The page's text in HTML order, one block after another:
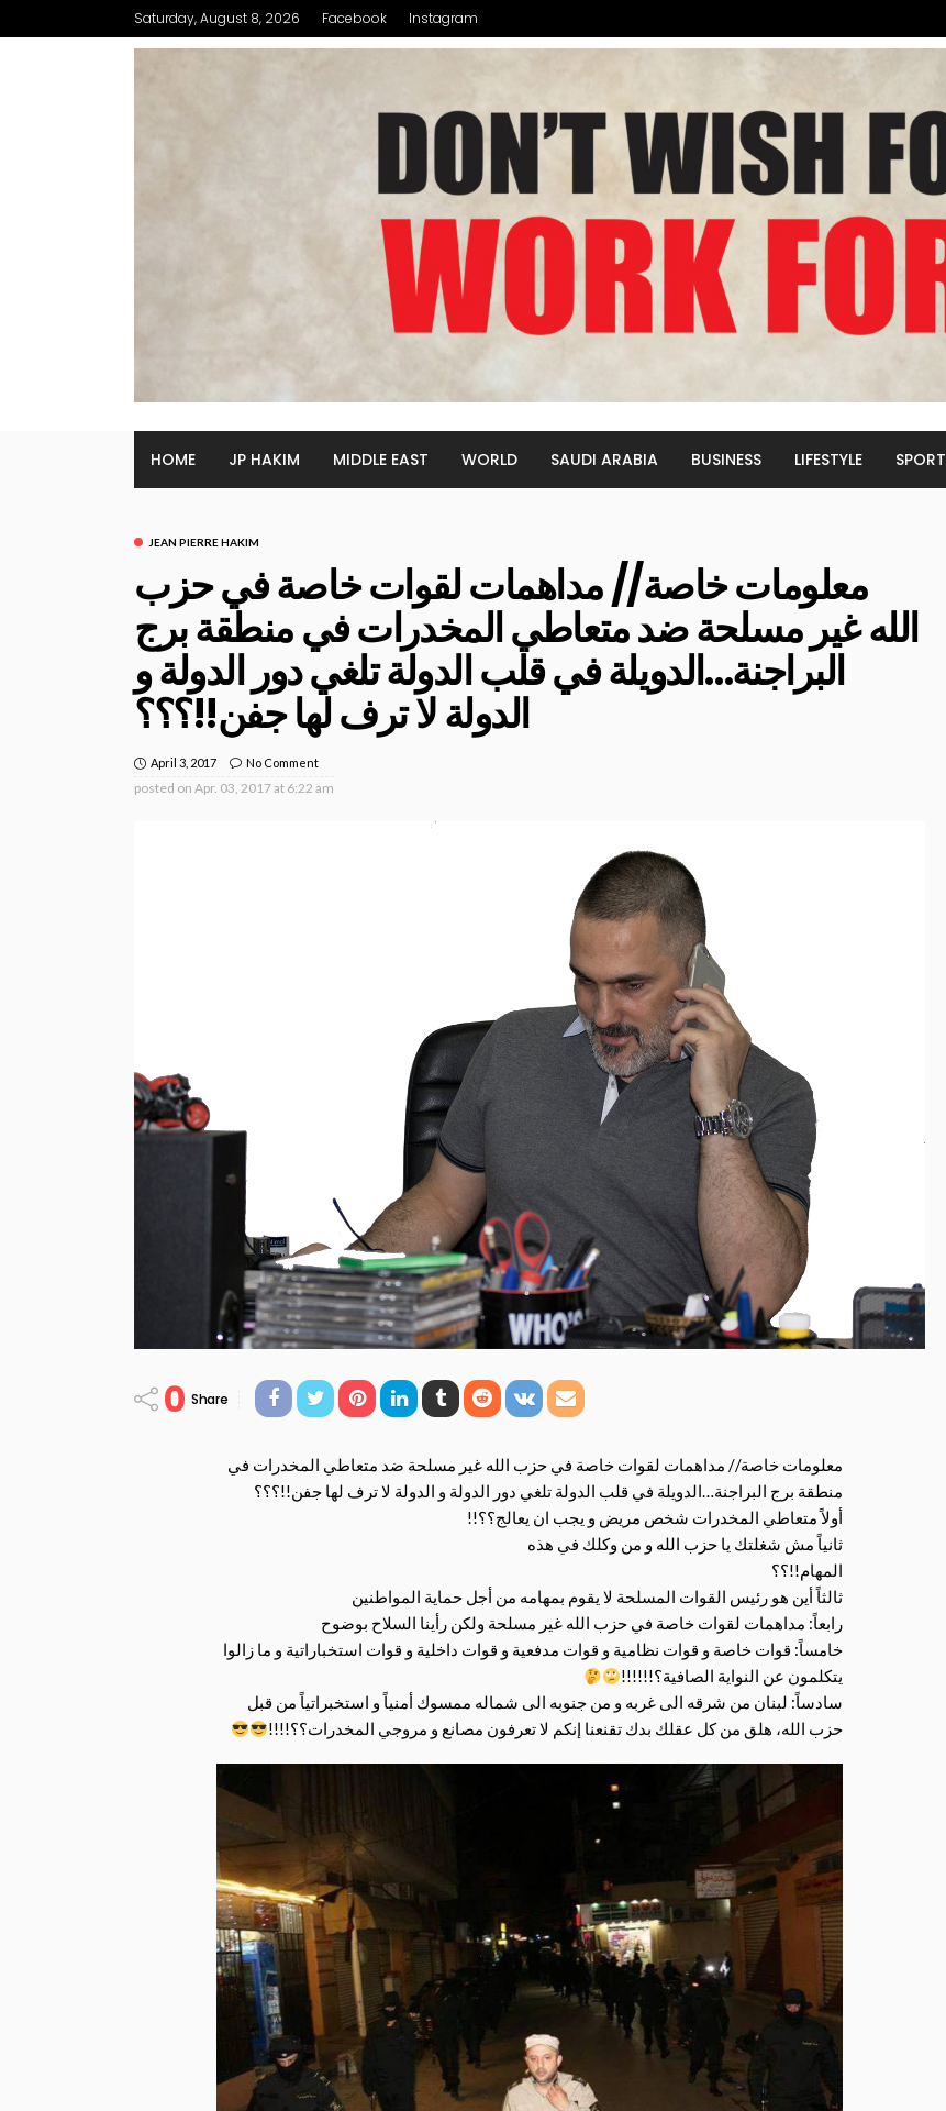
Saturday, August 8, 2026 Facebook Instagram
HOME JP HAKIM MIDDLE EAST WORLD SAUDI ARABIA BUSINESS LIFESTYLE SPORT
JEAN PIERRE HAKIM
معلومات خاصة// مداهمات لقوات خاصة في حزب
الله غير مسلحة ضد متعاطي المخدرات في منطقة برج
البراجنة…الدويلة في قلب الدولة تلغي دور الدولة و
الدولة لا ترف لها جفن!!؟؟؟
April 3, 2017 No Comment
posted on Apr. 03, 2017 at 6:22 am
0 Share
معلومات خاصة// مداهمات لقوات خاصة في حزب الله غير مسلحة ضد متعاطي المخدرات في
منطقة برج البراجنة…الدويلة في قلب الدولة تلغي دور الدولة و الدولة لا ترف لها جفن!!؟؟؟
أولاً متعاطي المخدرات شخص مريض و يجب ان يعالج؟؟!!
ثانياً مش شغلتك يا حزب الله و من وكلك في هذه
المهام!!؟؟
ثالثاً أين هو رئيس القوات المسلحة لا يقوم بمهامه من أجل حماية المواطنين
رابعاً: مداهمات لقوات خاصة في حزب الله غير مسلحة ولكن رأينا السلاح بوضوح
خامساً: قوات خاصة و قوات نظامية و قوات مدفعية و قوات داخلية و قوات استخباراتية و ما زالوا
يتكلمون عن النواية الصافية؟!!!!!!
سادساً: لبنان من شرقه الى غربه و من جنوبه الى شماله ممسوك أمنياً و استخبراتياً من قبل
حزب الله، هلق من كل عقلك بدك تقنعنا إنكم لا تعرفون مصانع و مروجي المخدرات؟؟!!!!